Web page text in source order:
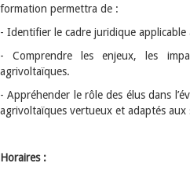
formation permettra de :
- Identifier le cadre juridique applicable
- Comprendre les enjeux, les
agrivoltaïques.
- Appréhender le rôle des élus dans
agrivoltaïques vertueux et adaptés aux
Horaires :